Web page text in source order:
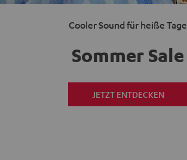
Cooler Sound für heiße Tage
Sommer Sale
JETZT ENTDECKEN